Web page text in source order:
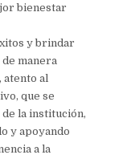
bienestar
y brindar
manera
atento al
que se
la institución,
y apoyando
a la